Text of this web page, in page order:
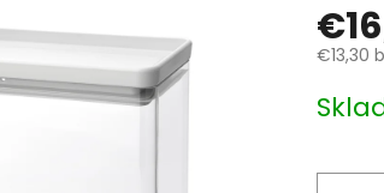
€13,30
cena: